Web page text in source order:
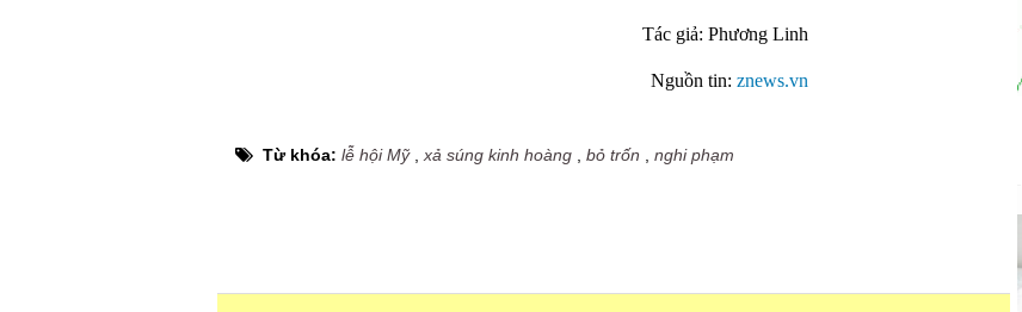
Tác giả: Phương Linh
Nguồn tin: znews.vn
Từ khóa: lễ hội Mỹ, xả súng kinh hoàng bỏ trốn nghi phạm